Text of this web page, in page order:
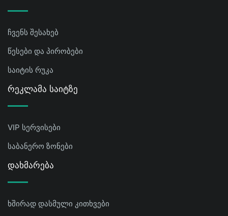
ჩვენს შესახებ
წესები და პირობები
საიტის რუკა
Რეკლამა Საიტზე
VIP სერვისები
საბანერო ზონები
Დახმარება
ხშირად დასმული კითხვები